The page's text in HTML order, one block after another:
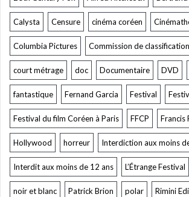
Calysta Censure cinéma coréen
Columbia Pictures Commission de classification
court métrage doc Documentaire DVD
fantastique Fernand Garcia Festival
Festival du film Coréen à Paris FFCP Francis
Hollywood horreur Interdiction aux moins
Interdit aux moins de 12 ans L’Étrange Festival
noir et blanc Patrick Brion polar Rimini